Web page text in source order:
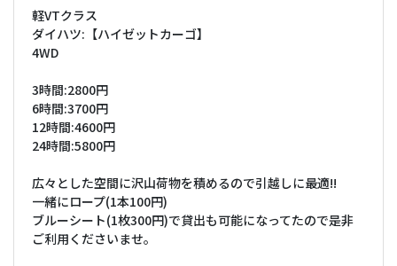
軽VTクラス
ダイハツ:【ハイゼットカーゴ】
4WD
3時間:2800円
6時間:3700円
12時間:4600円
24時間:5800円
広々とした空間に沢山荷物を積めるので引越しに最適!!
一緒にロープ(1本100円)
ブルーシート(1枚300円)で貸出も可能になってたので是非
ご利用くださいませ。